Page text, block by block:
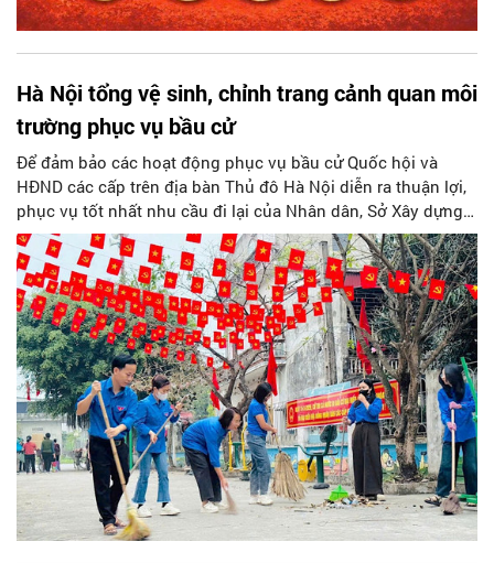
Hà Nội tổng vệ sinh, chỉnh trang cảnh quan môi
trường phục vụ bầu cử
Để đảm bảo các hoạt động phục vụ bầu cử Quốc hội và
HĐND các cấp trên địa bàn Thủ đô Hà Nội diễn ra thuận lợi,
phục vụ tốt nhất nhu cầu đi lại của Nhân dân, Sở Xây dựng
đã ban hành thông báo số 350/TB-SXD về việc kiểm tra, tổng
vệ sinh hệ thống kết cấu hạ tầng giao thông.